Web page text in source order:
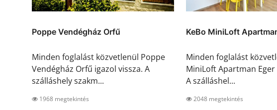
Poppe Vendégház Orfű
Minden foglalást közvetlenül Poppe
Vendégház Orfű igazol vissza. A
szálláshely szakm...
1968 megtekintés
KeBo MiniLoft
Minden foglalást
MiniLoft Apartman Eger
A szálláshel...
2048 megtekintés